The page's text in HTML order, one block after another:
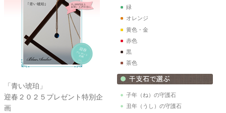
「青い琥珀」
迎春２０２５プレゼント特別企
画
緑
オレンジ
黄色・金
赤色
黒
茶色
子年（ね）の守護石
丑年（うし）の守護石